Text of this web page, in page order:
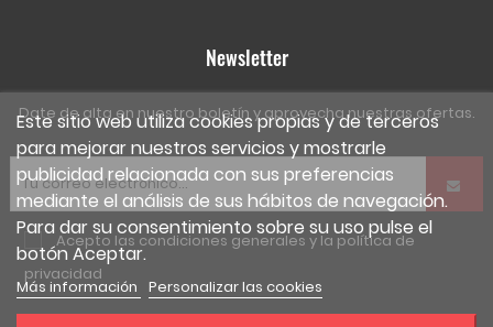
Este sitio web utiliza cookies propias y de terceros
para mejorar nuestros servicios y mostrarle
publicidad relacionada con sus preferencias
mediante el análisis de sus hábitos de navegación.
Para dar su consentimiento sobre su uso pulse el
botón Aceptar.
Más información Personalizar las cookies
Newsletter
Date de alta en nuestro boletín y aprovecha nuestras ofertas.
Acepto lascondiciones generales y lapolítica de
privacidad